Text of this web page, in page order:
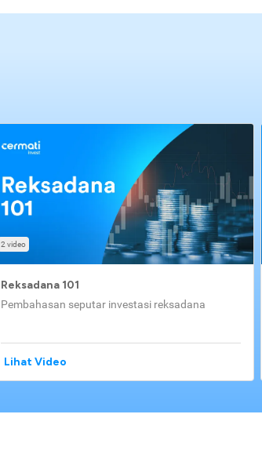
2 video
Reksadana 101
Pembahasan seputar investasi reksadana
Lihat Video